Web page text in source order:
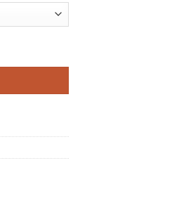
in Italian] quantity